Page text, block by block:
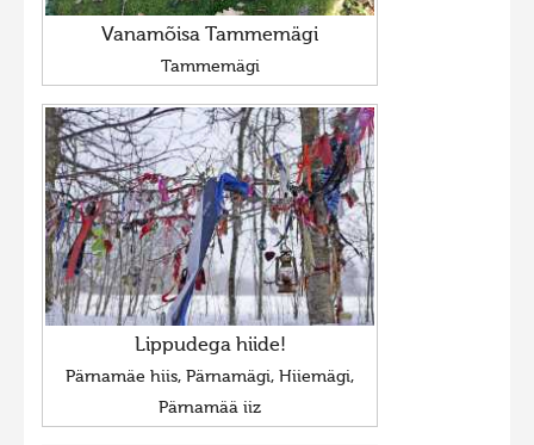
Vanamõisa Tammemägi
Tammemägi
Lippudega hiide!
Pärnamäe hiis, Pärnamägi, Hiiemägi,
Pärnamää iiz